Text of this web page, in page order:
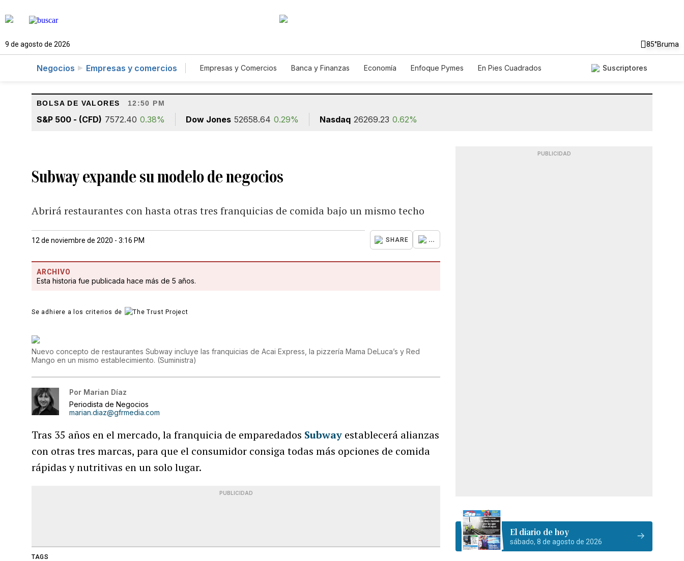
9 de agosto de 2026 85°Bruma
Negocios Empresas y comercios Empresas y Comercios Banca y Finanzas Economía Enfoque Pymes
En Pies Cuadrados
Suscriptores
BOLSA DE VALORES 12:50 PM
S&P 500 - (CFD) 7572.40 0.38% Dow Jones 52658.64 0.29% Nasdaq 26269.23 0.62%
Subway expande su modelo de negocios
Abrirá restaurantes con hasta otras tres franquicias de comida bajo un mismo techo
12 de noviembre de 2020 - 3:16 PM SHARE ...
ARCHIVO
Esta historia fue publicada hace más de 5 años.
Se adhiere a los criterios de
Nuevo concepto de restaurantes Subway incluye las franquicias de Acai Express, la pizzería Mama DeLuca’s y Red
Mango en un mismo establecimiento. (Suministra)
Por Marian Díaz
Periodista de Negocios
marian.diaz@gfrmedia.com
Tras 35 años en el mercado, la franquicia de emparedados Subway establecerá alianzas
con otras tres marcas, para que el consumidor consiga todas más opciones de comida
rápidas y nutritivas en un solo lugar.
PUBLICIDAD
TAGS
PUBLICIDAD
El diario de hoy
sábado, 8 de agosto de 2026